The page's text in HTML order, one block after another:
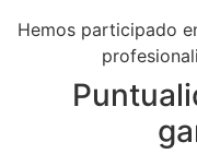
Hemos participado